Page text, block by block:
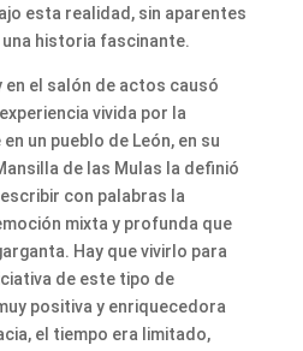
esta realidad, sin aparentes
historia fascinante.
en el salón de actos causó
vivida por la
un pueblo de León, en su
de las Mulas la definió
con palabras la
mixta y profunda que
Hay que vivirlo para
de este tipo de
positiva y enriquecedora
el tiempo era limitado,